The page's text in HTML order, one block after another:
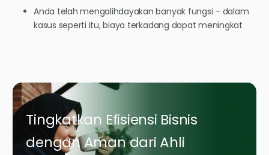
Anda telah mengalihdayakan banyak fungsi – dalam
kasus seperti itu, biaya terkadang dapat meningkat
Tingkatkan Efisiensi Bisnis
dengan Aman dari Ahli